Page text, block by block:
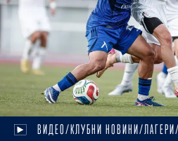
ВИДЕО/КЛУБНИ НОВИНИ/